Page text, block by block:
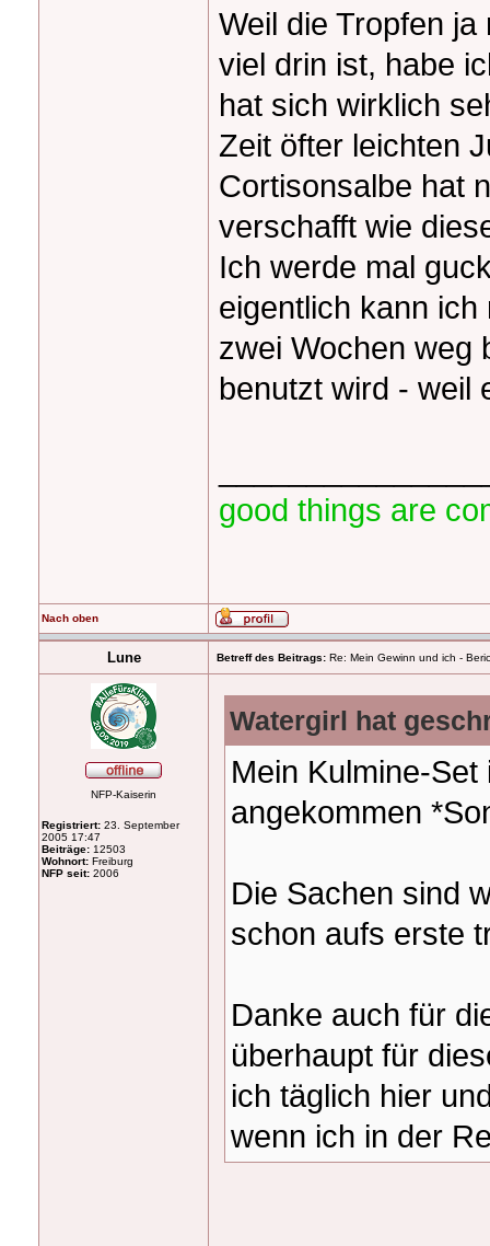
Weil die Tropfen
viel drin ist, habe
hat sich wirklich
Zeit öfter leichten
Cortisonsalbe hat
verschafft wie
Ich werde mal
eigentlich kann
zwei Wochen weg
benutzt wird - weil
good things are
Nach oben
Lune Betreff des Beitrags: Re: Mein Gewinn und ich -
NFP-Kaiserin
Registriert: 23. September
2005 17:47
Beiträge: 12503
Wohnort: Freiburg
NFP seit: 2006
Watergirl hat
Mein Kulmine-
angekommen
Die Sachen sind
schon aufs erste
Danke auch für
überhaupt für
ich täglich hier
wenn ich in der